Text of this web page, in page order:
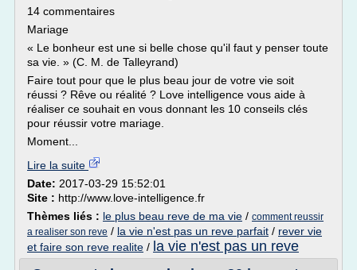
14 commentaires
Mariage
« Le bonheur est une si belle chose qu'il faut y penser toute
sa vie. » (C. M. de Talleyrand)
Faire tout pour que le plus beau jour de votre vie soit
réussi ? Rêve ou réalité ? Love intelligence vous aide à
réaliser ce souhait en vous donnant les 10 conseils clés
pour réussir votre mariage.
Moment...
Lire la suite
Date: 2017-03-29 15:52:01
Site : http://www.love-intelligence.fr
Thèmes liés : le plus beau reve de ma vie / comment reussir
a realiser son reve / la vie n'est pas un reve parfait / rever vie
et faire son reve realite / la vie n'est pas un reve